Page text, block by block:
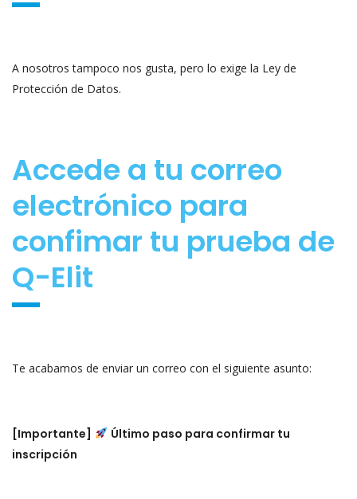
A nosotros tampoco nos gusta, pero lo exige la Ley de
Protección de Datos.
Accede a tu correo
electrónico para
confimar tu prueba de
Q-Elit
Te acabamos de enviar un correo con el siguiente asunto:
[Importante]
Último paso para confirmar tu
inscripción